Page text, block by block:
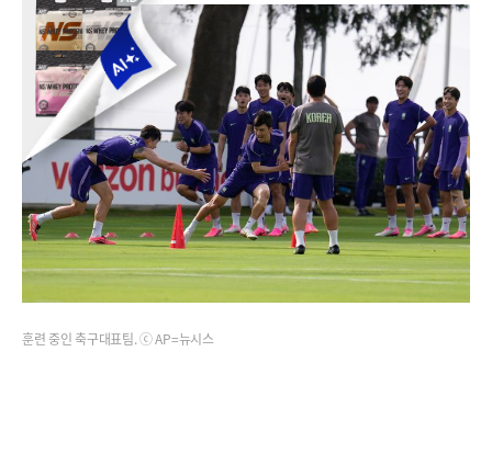
훈련 중인 축구대표팀. ⓒ AP=뉴시스